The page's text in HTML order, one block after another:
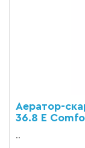
Аератор-
36.8 E
..